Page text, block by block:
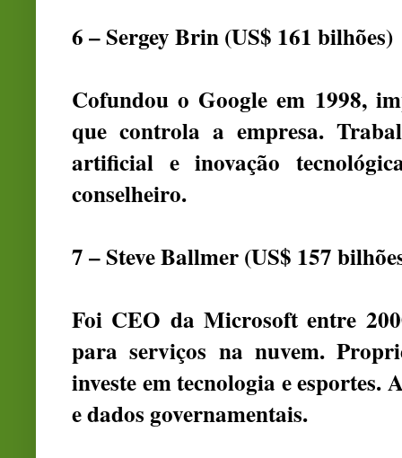
6 – Sergey Brin (US$ 161 bilhões)
Cofundou o Google em 1998,
que controla a empresa.
artificial e inovação
conselheiro.
7 – Steve Ballmer (US$ 157
Foi CEO da Microsoft entre
para serviços na nuvem.
investe em tecnologia e
e dados governamentais.